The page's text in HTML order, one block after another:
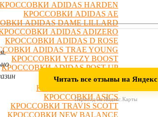
КРОССОВКИ ADIDAS HARDEN
КРОССОВКИ ADIDAS AE
ADIDAS DAME LILLARD
ADIDAS ADIZERO
КРОССОВКИ ADIDAS D ROSE
ADIDAS TRAE YOUNG
КРОССОВКИ YEEZY BOOST
КРОССОВКИ ADIDAS POST UP
КРОССОВКИ ANTA
КРОССОВКИ LI-NING
КРОССОВКИ ASICS
КРОССОВКИ TRAVIS SCOTT
КРОССОВКИ NEW BALANCE
Читать все отзывы на Яндекс
Переход на Яндекс.Карты